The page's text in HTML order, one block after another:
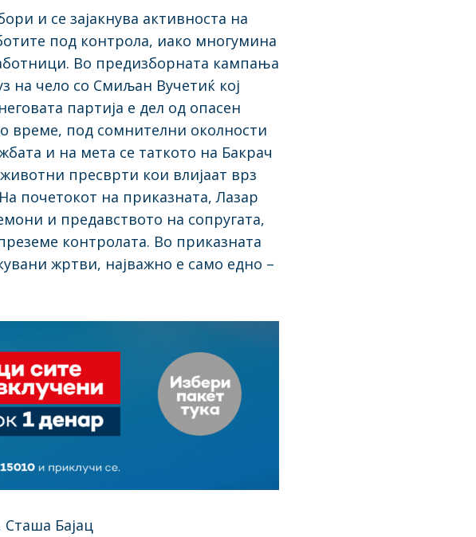
и се зајакнува активноста на
под контрола, иако многумина
Во предизборната кампања
на чело со Смиљан Вучетиќ кој
партија е дел од опасен
време, под сомнителни околности
и на мета се таткото на Бакрач
пресврти кои влијаат врз
почетокот на приказната, Лазар
и предавството на сопругата,
контролата. Во приказната
жртви, најважно е само едно –
Бајац